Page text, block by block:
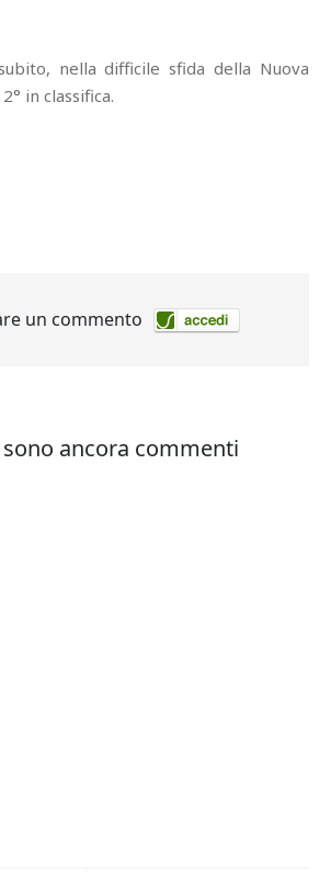
nella difficile sfida della Nuova
in classifica.